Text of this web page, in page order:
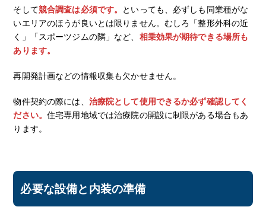
そして競合調査は必須です。 といっても、必ずしも同業種がな
いエリアのほうが良いとは限りません。むしろ「整形外科の近
く」「スポーツジムの隣」など、 相乗効果が期待できる場所も
あります。
再開発計画などの情報収集も欠かせません。
物件契約の際には、 治療院として使用できるか必ず確認してく
ださい。 住宅専用地域では治療院の開設に制限がある場合もあ
ります。
必要な設備と内装の準備